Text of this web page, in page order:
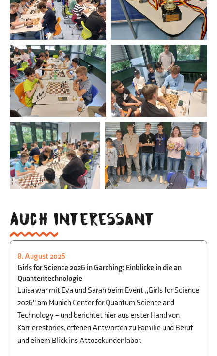
Auch interessant
PHYSIK,BEGABTENFÖRDERUNG
UND BERUFSORIENTIERUNG
8. August 2026
Girls for Science 2026 in Garching: Einblicke in die an
Quantentechnologie
Luisa war mit Eva und Sarah beim Event „Girls for Science
2026" am Munich Center for Quantum Science and
Technology – und berichtet hier aus erster Hand von
Karrierestories, offenen Antworten zu Familie und Beruf
und einem Blick ins Attosekundenlabor.